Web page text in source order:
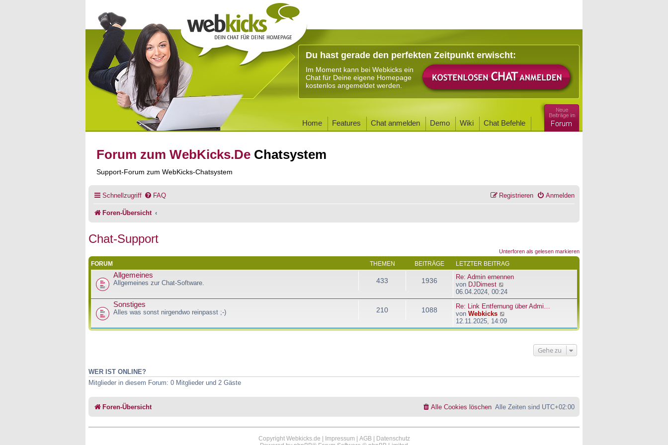
Du hast gerade den perfekten Zeitpunkt erwischt:
Im Moment kann bei Webkicks ein
Chat für Deine eigene Homepage
kostenlos angemeldet werden.
Home Features Chat anmelden Demo Wiki Chat Befehle
Forum zum WebKicks.De Chatsystem
Support-Forum zum WebKicks-Chatsystem
Schnellzugriff FAQ Anmelden
Registrieren
Foren-Übersicht
Chat-Support
Unterforen als gelesen markieren
FORUM THEMEN BEITRÄGE LETZTER BEITRAG
Allgemeines
Allgemeines zur Chat-Software. 433 1936
Re: Admin ernennen
von DJDimest
e
u
e
s
t
e
06.04.2024, 00:24
Sonstiges
Alles was sonst nirgendwo reinpasst ;-) 210 1088
Re: Link Entfernung über Admi…
von Webkicks
e
u
a
g
12.11.2025, 14:09
Gehe zu
WER IST ONLINE?
Mitglieder in diesem Forum: 0 Mitglieder und 2 Gäste
Foren-Übersicht Alle Zeiten sind UTC+02:00
Alle Cookies löschen
Copyright Webkicks.de | Impressum | AGB| Datenschutz